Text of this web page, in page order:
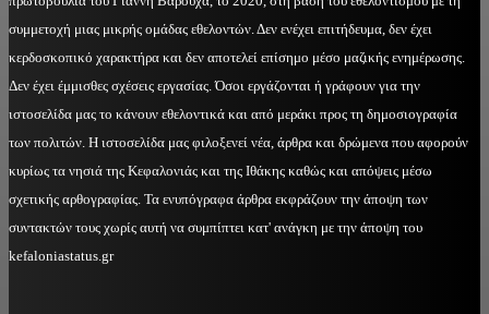
συμμετοχή μιας μικρής ομάδας εθελοντών. Δεν ενέχει επιτήδευμα, δεν έχει
κερδοσκοπικό χαρακτήρα και δεν αποτελεί επίσημο μέσο μαζικής ενημέρωσης.
Δεν έχει έμμισθες σχέσεις εργασίας. Όσοι εργάζονται ή γράφουν για την
ιστοσελίδα μας το κάνουν εθελοντικά και από μεράκι προς τη δημοσιογραφία
των πολιτών. Η ιστοσελίδα μας φιλοξενεί νέα, άρθρα και δρώμενα που αφορούν
κυρίως τα νησιά της Κεφαλονιάς και της Ιθάκης καθώς και απόψεις μέσω
σχετικής αρθογραφίας. Τα ενυπόγραφα άρθρα εκφράζουν την άποψη των
συντακτών τους χωρίς αυτή να συμπίπτει κατ' ανάγκη με την άποψη του
kefaloniastatus.gr